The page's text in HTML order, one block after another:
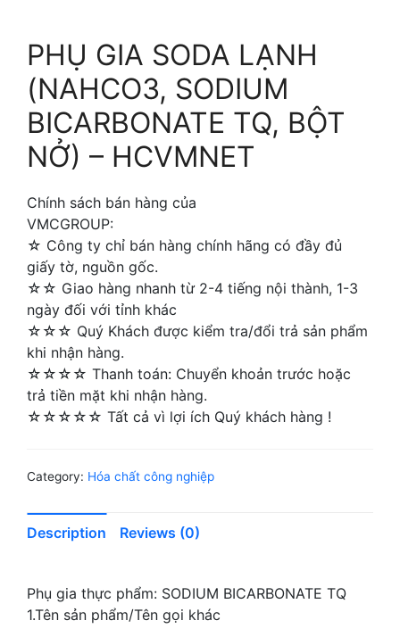
PHỤ GIA SODA LẠNH
(NAHCO3, SODIUM
BICARBONATE TQ, BỘT
NỞ) – HCVMNET
Chính sách bán hàng của
VMCGROUP:
☆ Công ty chỉ bán hàng chính hãng có đầy đủ
giấy tờ, nguồn gốc.
☆☆ Giao hàng nhanh từ 2-4 tiếng nội thành, 1-3
ngày đối với tỉnh khác
☆☆☆ Quý Khách được kiểm tra/đổi trả sản phẩm
khi nhận hàng.
☆☆☆☆ Thanh toán: Chuyển khoản trước hoặc
trả tiền mặt khi nhận hàng.
☆☆☆☆☆ Tất cả vì lợi ích Quý khách hàng !
Category: Hóa chất công nghiệp
Description Reviews (0)
Phụ gia thực phẩm: SODIUM BICARBONATE TQ
1.Tên sản phẩm/Tên gọi khác